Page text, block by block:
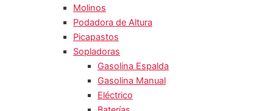
Molinos
Podadora de Altura
Picapastos
Sopladoras
Gasolina Espalda
Gasolina Manual
Eléctrico